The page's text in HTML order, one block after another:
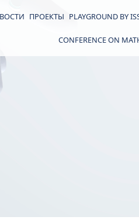
ПРОЕКТЫ PLAYGROUND BY
CONFERENCE ON